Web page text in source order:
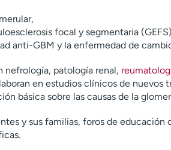
focal y segmentaria
anti-GBM y la enfermedad de
patología renal,
en estudios clínicos de nuevos
básica sobre las causas de la
y sus familias, foros de educación